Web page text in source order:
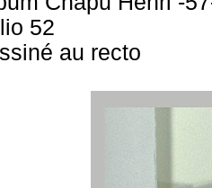
52
au recto